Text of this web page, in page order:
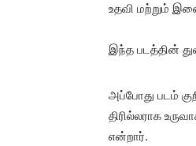
உதவி மற்றும்
இந்த படத்தின்
அப்போது படம்
திரில்லராக
என்றார்.